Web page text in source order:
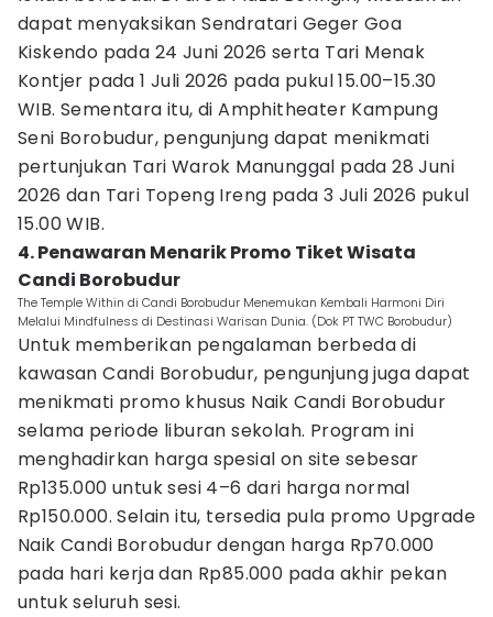
dapat menyaksikan Sendratari Geger Goa
Kiskendo pada 24 Juni 2026 serta Tari Menak
Kontjer pada 1 Juli 2026 pada pukul 15.00–15.30
WIB. Sementara itu, di Amphitheater Kampung
Seni Borobudur, pengunjung dapat menikmati
pertunjukan Tari Warok Manunggal pada 28 Juni
2026 dan Tari Topeng Ireng pada 3 Juli 2026 pukul
15.00 WIB.
4. Penawaran Menarik Promo Tiket Wisata
Candi Borobudur
The Temple Within di Candi Borobudur Menemukan Kembali Harmoni Diri
Melalui Mindfulness di Destinasi Warisan Dunia. (Dok PT TWC Borobudur)
Untuk memberikan pengalaman berbeda di
kawasan Candi Borobudur, pengunjung juga dapat
menikmati promo khusus Naik Candi Borobudur
selama periode liburan sekolah. Program ini
menghadirkan harga spesial on site sebesar
Rp135.000 untuk sesi 4–6 dari harga normal
Rp150.000. Selain itu, tersedia pula promo Upgrade
Naik Candi Borobudur dengan harga Rp70.000
pada hari kerja dan Rp85.000 pada akhir pekan
untuk seluruh sesi.